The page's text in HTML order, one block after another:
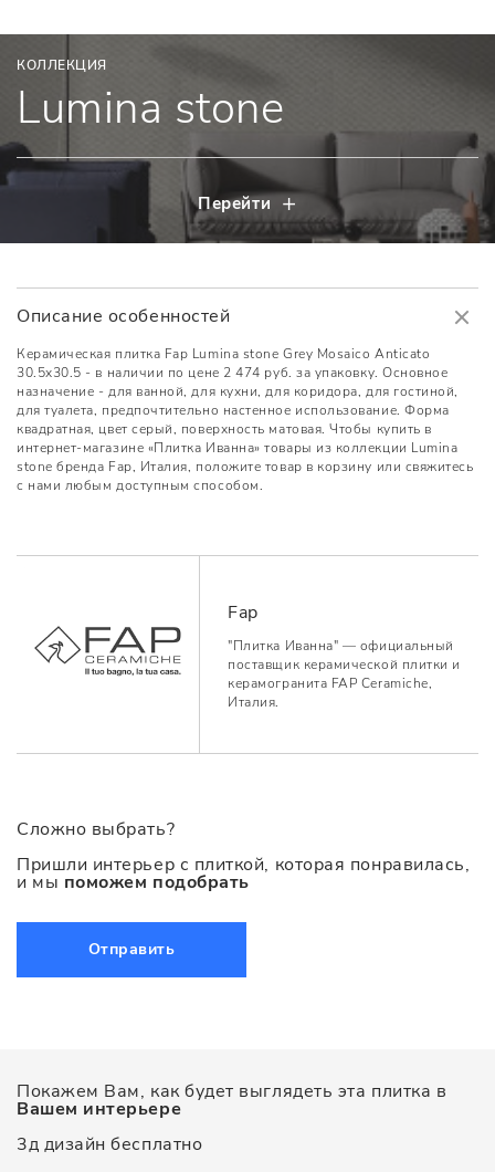
КОЛЛЕКЦИЯ
Lumina stone
Перейти
Описание особенностей
Керамическая плитка Fap Lumina stone Grey Mosaico Anticato
30.5x30.5 - в наличии по цене 2 474 руб. за упаковку. Основное
назначение - для ванной, для кухни, для коридора, для гостиной,
для туалета, предпочтительно настенное использование. Форма
квадратная, цвет серый, поверхность матовая. Чтобы купить в
интернет-магазине «Плитка Иванна» товары из коллекции Lumina
stone бренда Fap, Италия, положите товар в корзину или свяжитесь
с нами любым доступным способом.
Fap
"Плитка Иванна" — официальный
поставщик керамической плитки и
керамогранита FAP Ceramiche,
Италия.
Сложно выбрать?
Пришли интерьер с плиткой, которая понравилась,
и мы поможем подобрать
Отправить
Покажем Вам, как будет выглядеть эта плитка в
Вашем интерьере
3д дизайн бесплатно